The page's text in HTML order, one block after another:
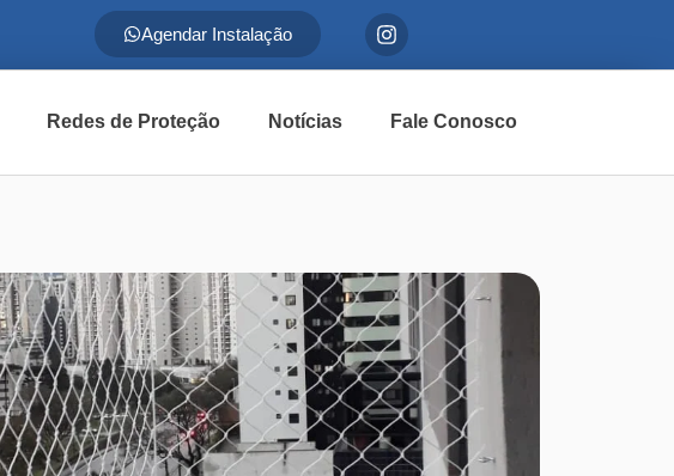
Agendar Instalação
Redes de Proteção Notícias Fale Conosco